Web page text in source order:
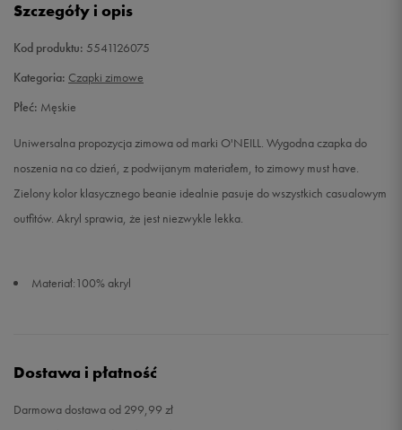
Szczegóły i opis
Kod produktu: 5541126075
Kategoria: Czapki zimowe
Płeć: Męskie
Uniwersalna propozycja zimowa od marki O'NEILL. Wygodna czapka do
noszenia na co dzień, z podwijanym materiałem, to zimowy must have.
Zielony kolor klasycznego beanie idealnie pasuje do wszystkich casualowym
outfitów. Akryl sprawia, że jest niezwykle lekka.
Materiał:100% akryl
Dostawa i płatność
Darmowa dostawa od 299,99 zł